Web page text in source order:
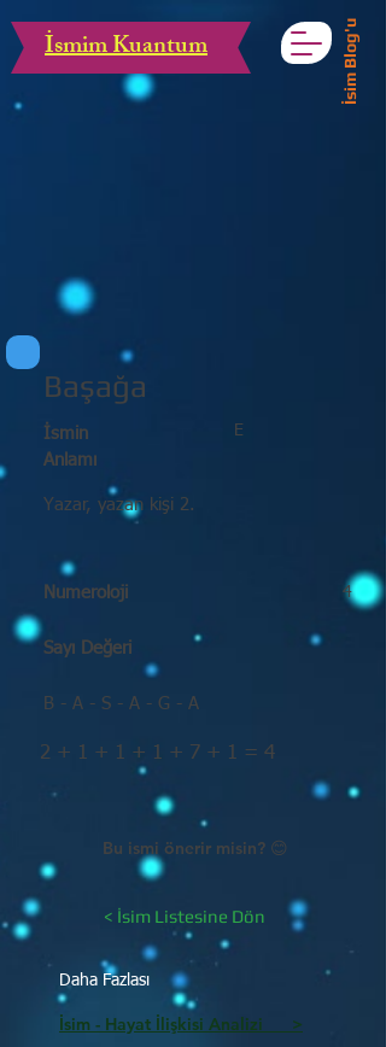
İsmim Kuantum İsim Blog'u
Başağa
E
İsmin
Anlamı
Yazar, yazan kişi 2.
Numeroloji
Sayı Değeri
4
B - A - S - A - G - A
2 + 1 + 1 + 1 + 7 + 1 = 4
Bu ismi önerir misin? 😊
< İsim Listesine Dön
Daha Fazlası
İsim - Hayat İlişkisi Analizi >